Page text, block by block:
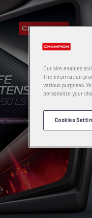
Our site enables
The information
various purposes.
personalize your
Cookies